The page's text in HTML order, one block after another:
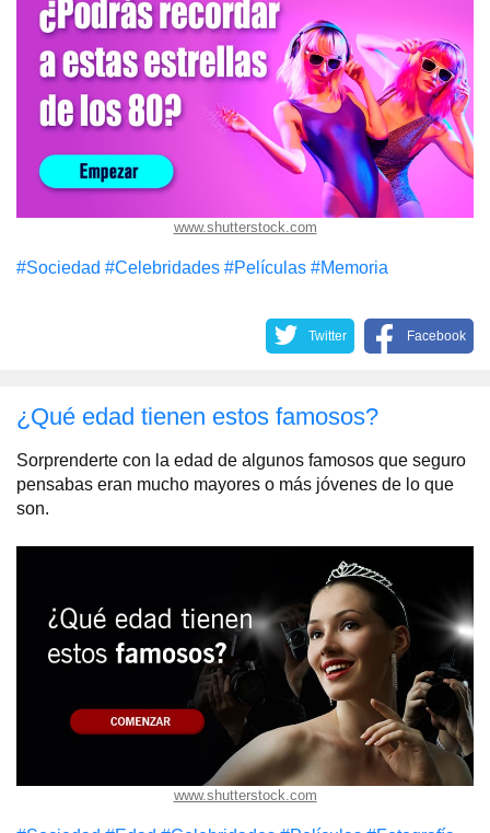
www.shutterstock.com
#Sociedad #Celebridades #Películas #Memoria
Twitter Facebook
¿Qué edad tienen estos famosos?
Sorprenderte con la edad de algunos famosos que seguro
pensabas eran mucho mayores o más jóvenes de lo que
son.
www.shutterstock.com